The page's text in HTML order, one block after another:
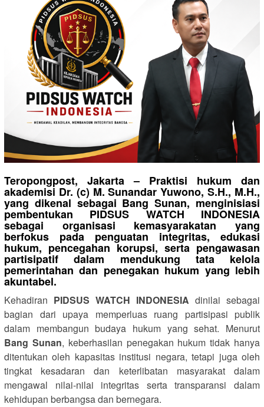
Teropongpost, Jakarta – Praktisi hukum dan
akademisi Dr. (c) M. Sunandar Yuwono, S.H., M.H.,
yang dikenal sebagai Bang Sunan, menginisiasi
pembentukan PIDSUS WATCH INDONESIA
sebagai organisasi kemasyarakatan yang
berfokus pada penguatan integritas, edukasi
hukum, pencegahan korupsi, serta pengawasan
partisipatif dalam mendukung tata kelola
pemerintahan dan penegakan hukum yang lebih
akuntabel.
Kehadiran PIDSUS WATCH INDONESIA dinilai sebagai
bagian dari upaya memperluas ruang partisipasi publik
dalam membangun budaya hukum yang sehat. Menurut
Bang Sunan, keberhasilan penegakan hukum tidak hanya
ditentukan oleh kapasitas institusi negara, tetapi juga oleh
tingkat kesadaran dan keterlibatan masyarakat dalam
mengawal nilai-nilai integritas serta transparansi dalam
kehidupan berbangsa dan bernegara.